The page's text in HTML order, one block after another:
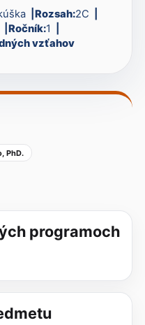
Rozsah:2C
Ročník:1
vzťahov
PhD.
programoch